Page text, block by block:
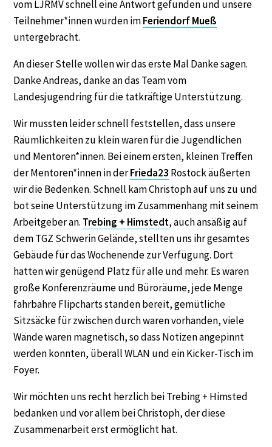
vom LJRMV schnell eine Antwort gefunden und unsere
Teilnehmer*innen wurden imFeriendorf Mueß
untergebracht.
An dieser Stelle wollen wir das erste Mal Danke sagen.
Danke Andreas, danke an das Team vom
Landesjugendring für die tatkräftige Unterstützung.
Wir mussten leider schnell feststellen, dass unsere
Räumlichkeiten zu klein waren für die Jugendlichen
und Mentoren*innen. Bei einem ersten, kleinen Treffen
der Mentoren*innen in derFrieda23 Rostock äußerten
wir die Bedenken. Schnell kam Christoph auf uns zu und
bot seine Unterstützung im Zusammenhang mit seinem
Arbeitgeber an. Trebing + Himstedt, auch ansäßig auf
dem TGZ Schwerin Gelände, stellten uns ihr gesamtes
Gebäude für das Wochenende zur Verfügung. Dort
hatten wir genügend Platz für alle und mehr. Es waren
große Konferenzräume und Büroräume, jede Menge
fahrbahre Flipcharts standen bereit, gemütliche
Sitzsäcke für zwischen durch waren vorhanden, viele
Wände waren magnetisch, so dass Notizen angepinnt
werden konnten, überall WLAN und ein Kicker-Tisch im
Foyer.
Wir möchten uns recht herzlich bei Trebing + Himsted
bedanken und vor allem bei Christoph, der diese
Zusammenarbeit erst ermöglicht hat.